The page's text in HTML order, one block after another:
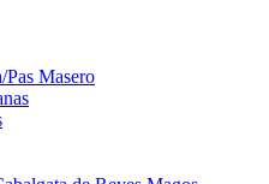
Pas Masero